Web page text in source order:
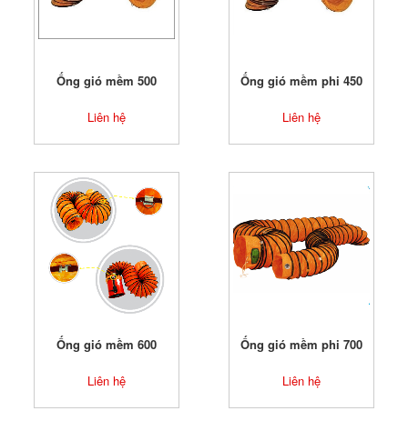
Ống gió mềm 500
Liên hệ
Ống gió mềm phi 450
Liên hệ
Ống gió mềm 600
Liên hệ
Ống gió mềm phi 700
Liên hệ